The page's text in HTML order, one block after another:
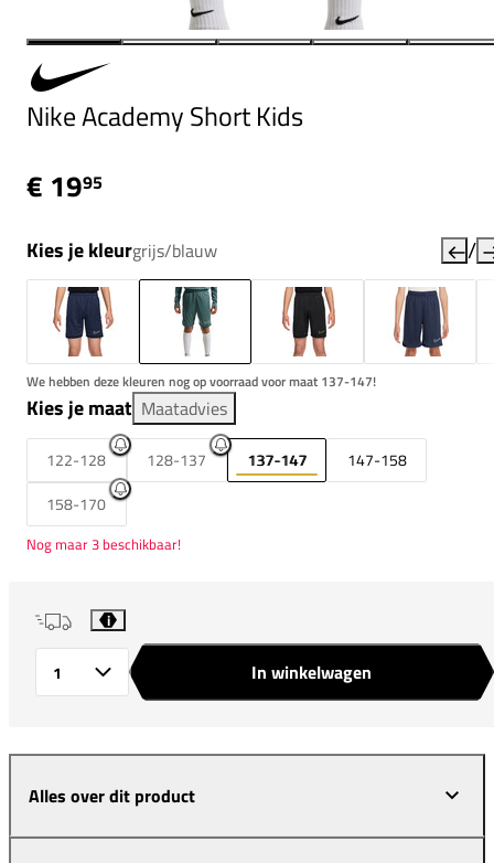
Nike Academy Short Kids
€ 1995
Kies je kleurgrijs/blauw /
We hebben deze kleuren nog op voorraad voor maat 137-147!
Kies je maat Maatadvies
122-128 128-137 137-147
147-158
158-170
Nog maar 3 beschikbaar!
i
In winkelwagen
Alles over dit product